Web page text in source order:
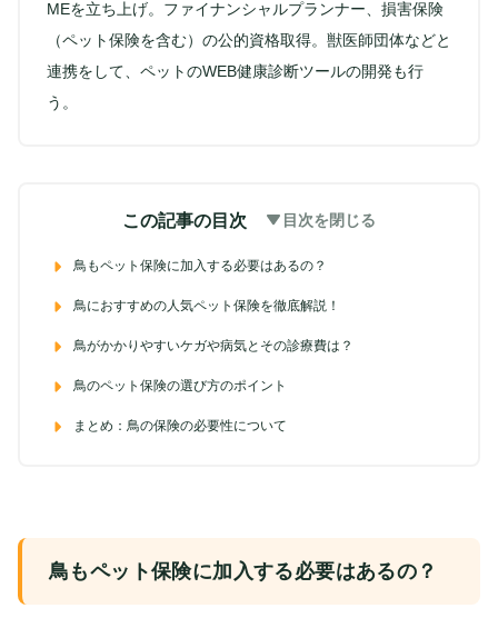
MEを立ち上げ。ファイナンシャルプランナー、損害保険
（ペット保険を含む）の公的資格取得。獣医師団体などと
連携をして、ペットのWEB健康診断ツールの開発も行
う。
この記事の目次 目次を閉じる
鳥もペット保険に加入する必要はあるの？
鳥におすすめの人気ペット保険を徹底解説！
鳥がかかりやすいケガや病気とその診療費は？
鳥のペット保険の選び方のポイント
まとめ：鳥の保険の必要性について
鳥もペット保険に加入する必要はあるの？